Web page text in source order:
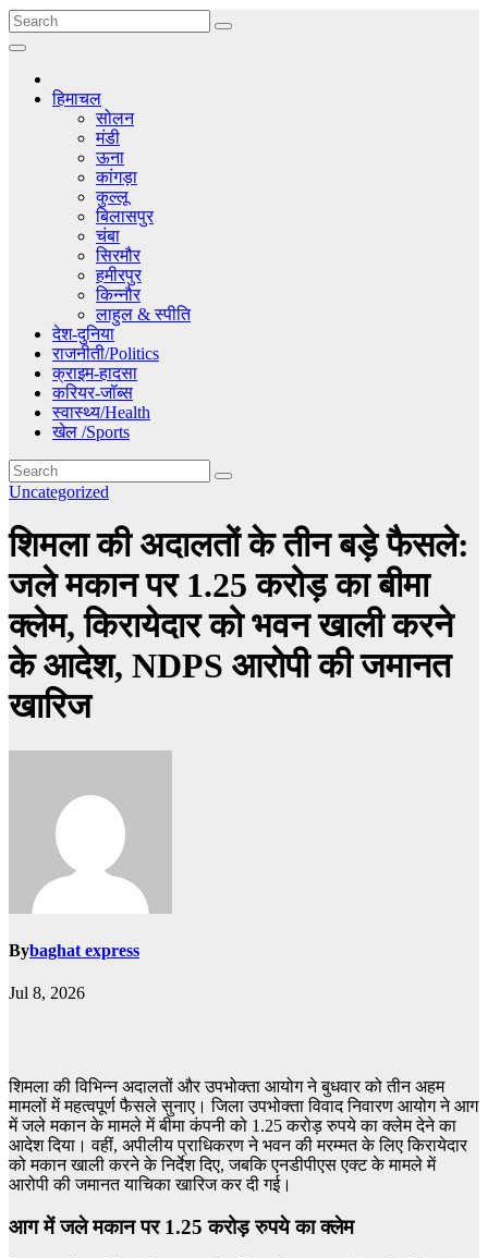
हिमाचल
सोलन
मंडी
ऊना
कांगड़ा
कुल्लू
बिलासपुर
चंबा
सिरमौर
हमीरपुर
किन्नौर
लाहुल & स्पीति
देश-दुनिया
राजनीती/Politics
क्राइम-हादसा
करियर-जॉब्स
स्वास्थ्य/Health
खेल /Sports
Uncategorized
शिमला की अदालतों के तीन बड़े फैसले:
जले मकान पर 1.25 करोड़ का बीमा
क्लेम, किरायेदार को भवन खाली करने
के आदेश, NDPS आरोपी की जमानत
खारिज
Bybaghat express
Jul 8, 2026
शिमला की विभिन्न अदालतों और उपभोक्ता आयोग ने बुधवार को तीन अहम
मामलों में महत्वपूर्ण फैसले सुनाए। जिला उपभोक्ता विवाद निवारण आयोग ने आग
में जले मकान के मामले में बीमा कंपनी को 1.25 करोड़ रुपये का क्लेम देने का
आदेश दिया। वहीं, अपीलीय प्राधिकरण ने भवन की मरम्मत के लिए किरायेदार
को मकान खाली करने के निर्देश दिए, जबकि एनडीपीएस एक्ट के मामले में
आरोपी की जमानत याचिका खारिज कर दी गई।
आग में जले मकान पर 1.25 करोड़ रुपये का क्लेम